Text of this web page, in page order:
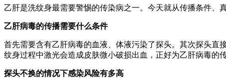
乙肝是洗纹身最需要警惕的传染病之一。今天就从传播条件、
乙肝病毒的传播需要什么条件
首先需要含有乙肝病毒的血液、体液污染了探头。其次探头
纹身过程中激光会造成皮肤微小破损出血，正好为乙肝病毒的
探头不换的情况下感染风险有多高